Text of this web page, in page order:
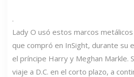
.
Lady O usó estos marcos
que compró en InSight, durante su
el príncipe Harry y Meghan Markle.
viaje a D.C. en el corto plazo, a